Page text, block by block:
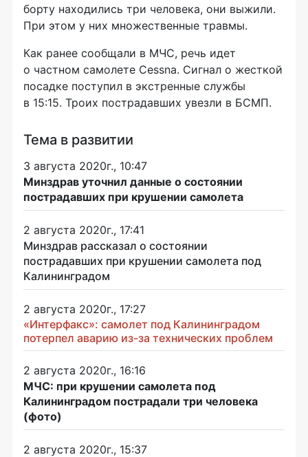
борту находились три человека, они выжили.
При этом у них множественные травмы.
Как ранее сообщали в МЧС, речь идет
о частном самолете Cessna. Сигнал о жесткой
посадке поступил в экстренные службы
в 15:15. Троих пострадавших увезли в БСМП.
Тема в развитии
3 августа 2020г., 10:47
Минздрав уточнил данные о состоянии
пострадавших при крушении самолета
2 августа 2020г., 17:41
Минздрав рассказал о состоянии
пострадавших при крушении самолета под
Калининградом
2 августа 2020г., 17:27
«Интерфакс»: самолет под Калининградом
потерпел аварию из-за технических проблем
2 августа 2020г., 16:16
МЧС: при крушении самолета под
Калининградом пострадали три человека
(фото)
2 августа 2020г., 15:37